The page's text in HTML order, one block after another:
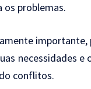
os problemas.
necessidades e
conflitos.